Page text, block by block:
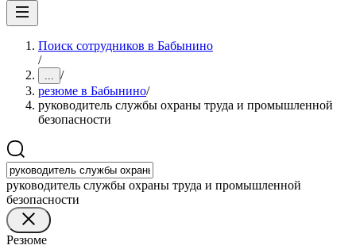
Поиск сотрудников в Бабынино
/
... /
резюме в Бабынино/
руководитель службы охраны труда и промышленной
безопасности
руководитель службы охраны труда и промышленной
безопасности
Резюме